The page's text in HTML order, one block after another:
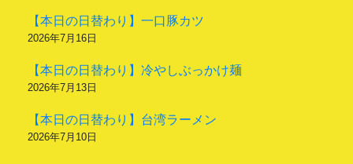
【本日の日替わり】一口豚カツ
2026年7月16日
【本日の日替わり】冷やしぶっかけ麺
2026年7月13日
【本日の日替わり】台湾ラーメン
2026年7月10日